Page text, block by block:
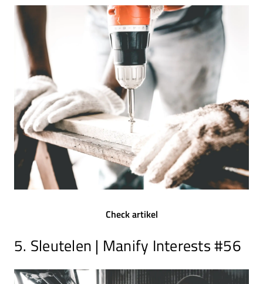
Check artikel
5. Sleutelen | Manify Interests #56